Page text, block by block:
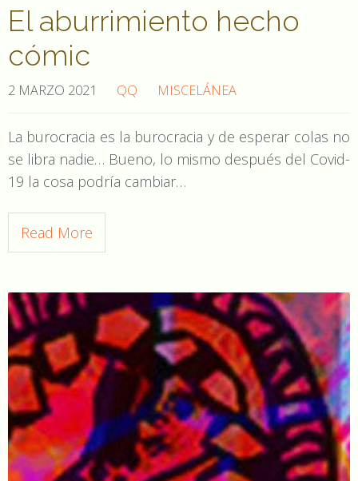
El aburrimiento hecho
cómic
2 MARZO 2021 QQ MISCELÁNEA
La burocracia es la burocracia y de esperar colas no
se libra nadie… Bueno, lo mismo después del Covid-
19 la cosa podría cambiar…
Read More